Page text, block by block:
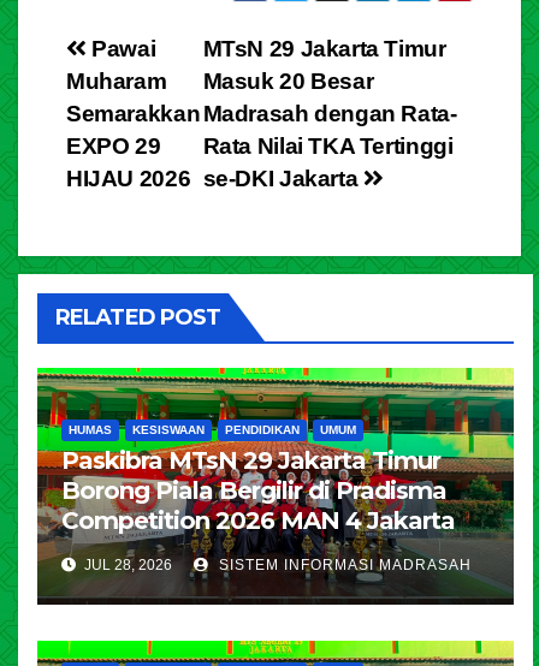
MTsN 29 Jakarta Timur
Masuk 20 Besar
Madrasah dengan Rata-
Rata Nilai TKA Tertinggi
se-DKI Jakarta
Pawai
Muharam
Semarakkan
EXPO 29
HIJAU 2026
RELATED POST
HUMAS KESISWAAN PENDIDIKAN UMUM
Paskibra MTsN 29 Jakarta Timur
Borong Piala Bergilir di Pradisma
Competition 2026 MAN 4 Jakarta
JUL 28, 2026 SISTEM INFORMASI MADRASAH